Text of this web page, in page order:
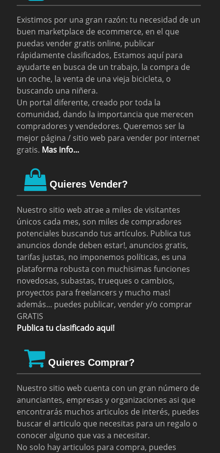
Existimos por una gran razón: tu necesidad de un
buen marketplace de ecommerce, en el que
puedas vender gratis online, publicar
rápidamente clasificados, Estamos aquí para
ayudarte en busca de un trabajo, la compra de
un coche, la venta de una vieja bicicleta, o
buscando una niñera.
Un portal diferente, creado por toda la
comunidad, dando la importancia que merecen
compradores y vendedores. Queremos ser la
mejor página / sitio web para vender por internet
gratis. Mas info...
Quieres Vender?
Nuestro sitio web atrae a miles de visitantes
únicos cada mes, son miles de compradores
potenciales buscando tus artículos. Publica tus
anuncios donde deben estar!, anuncios gratis,
tarifas justas, no imponemos políticas, es una
plataforma robusta con muchisimas funciones
novedosas, subastas, trueques o cambios,
proyectos para freelancers y mucho mas!
además... puedes publicar, vender y/o comprar
GRATIS
Publica tu clasificado aqui!
Quieres Comprar?
Nuestro sitio web cuenta con un gran número de
anunciantes, empresas y organizaciones asi que
encontrarás muchos articulos de interés, puedes
buscar el articulo que necesitas para un regalo o
conocer alguno que vas a necesitar.
No solo hay articulos para compra, puedes